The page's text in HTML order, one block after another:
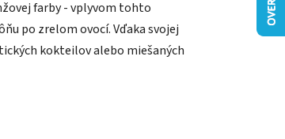
farby - vplyvom tohto
po zrelom ovocí. Vďaka svojej
kokteilov alebo miešaných